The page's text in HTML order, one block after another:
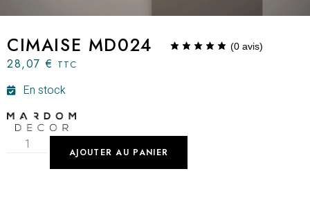
CIMAISE MD024 (0avis)
28,07€ TTC
En stock
AJOUTER AU PANIER